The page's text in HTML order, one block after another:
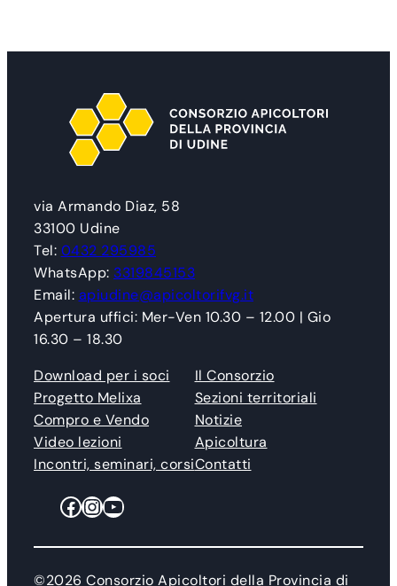
via Armando Diaz, 58
33100 Udine
Tel: 0432 295985
WhatsApp: 3319845153
Email: apiudine@apicoltorifvg.it
Apertura uffici: Mer-Ven 10.30 – 12.00 | Gio
16.30 – 18.30
Download per i soci
Progetto Melixa
Compro e Vendo
Video lezioni
Incontri, seminari, corsi
Il Consorzio
Sezioni territoriali
Notizie
Apicoltura
Contatti
Facebook
Instagram
YouTube
©2026 Consorzio Apicoltori della Provincia di